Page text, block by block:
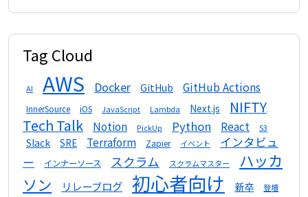
Tag Cloud
AI AWS Docker GitHub GitHub Actions
InnerSource iOS JavaScript Lambda Next.js
NIFTY
Tech Talk
Notion PickUp Python React S3
Slack SRE Terraform Zapier イベント
インタビュ
ー
インナーソース スクラム スクラムマスター
ハッカ
ソン
リレーブログ 初心者向け 新卒 登壇